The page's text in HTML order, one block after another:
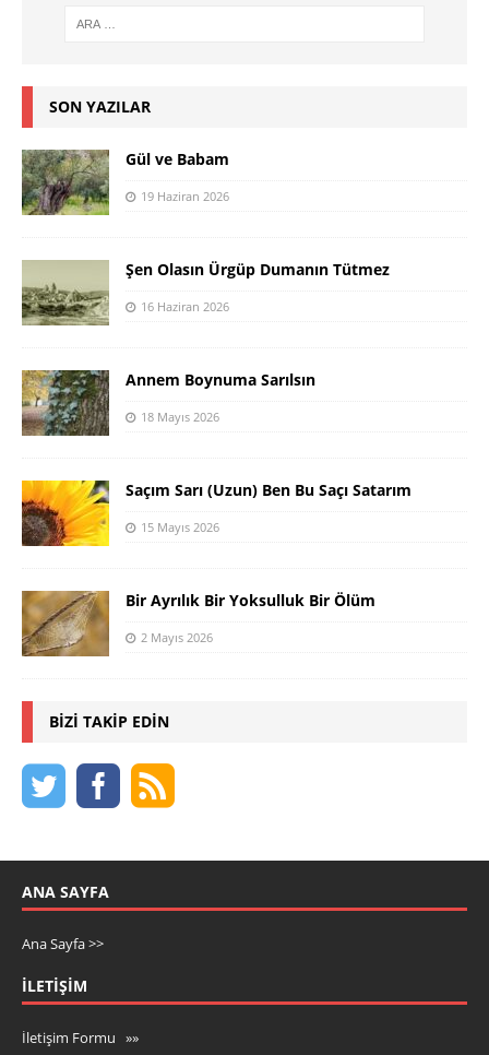
SON YAZILAR
Gül ve Babam
19 Haziran 2026
Şen Olasın Ürgüp Dumanın Tütmez
16 Haziran 2026
Annem Boynuma Sarılsın
18 Mayıs 2026
Saçım Sarı (Uzun) Ben Bu Saçı Satarım
15 Mayıs 2026
Bir Ayrılık Bir Yoksulluk Bir Ölüm
2 Mayıs 2026
BIZI TAKIP EDIN
ANA SAYFA
Ana Sayfa >>
İLETIŞIM
İletişim Formu »»